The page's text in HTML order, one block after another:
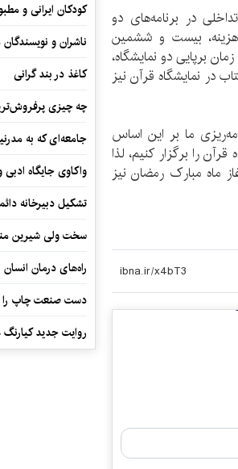
در برنامه‌های دو
هزینه، بیست و ششمین
برپایی دو نمایشگاه،
در نمایشگاه قرآن نیز
ما بر این اساس
را برگزار کنیم، لذا
ماه مبارک رمضان نیز
کودکان ایرانی و
ناشران و
کاغذ در بند گرانی
چه چیزی
جامعه‌ای که به
واکاوی جایگاه
تشکیل دبیرخانه
سخت ولی شیرین
راه‌های درمان
دست صنعت چاپ را
روایت جدید